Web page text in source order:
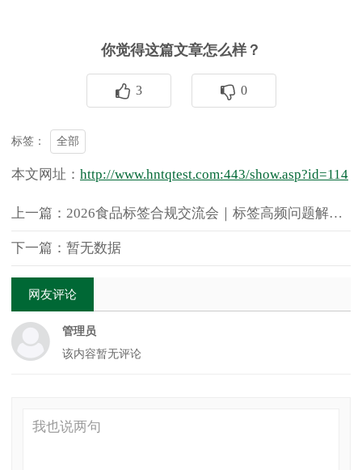
你觉得这篇文章怎么样？
3 0
标签： 全部
本文网址： http://www.hntqtest.com:443/show.asp?id=114
上一篇：2026食品标签合规交流会｜标签高频问题解析（一）
下一篇：暂无数据
网友评论
管理员
该内容暂无评论